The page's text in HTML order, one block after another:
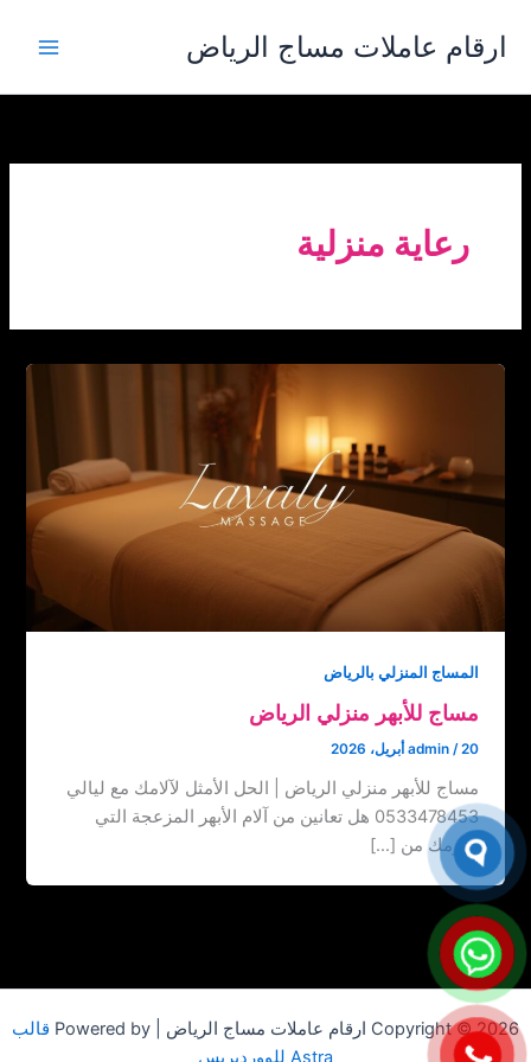
المحتوى
ارقام عاملات مساج الرياض
رعاية منزلية
المساج المنزلي بالرياض
مساج للأبهر منزلي الرياض
admin /20 أبريل، 2026
مساج للأبهر منزلي الرياض | الحل الأمثل لآلامك مع ليالي
0533478453 هل تعانين من آلام الأبهر المزعجة التي
تحرمك من […]
Copyright © 2026 ارقام عاملات مساج الرياض | Powered by
قالب